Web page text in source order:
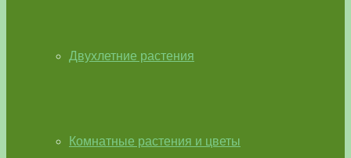
Двухлетние растения
Комнатные растения и цветы